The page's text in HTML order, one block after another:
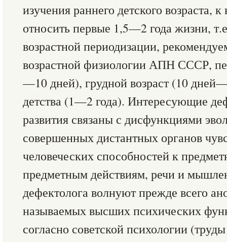
изучения раннего детского возраста,
относить первые 1,5—2 года жизни,
возрастной периодизации,
возрастной физиологии АПН СССР,
—10 дней), грудной возраст (10
детства (1—2 года). Интересующие
развития связаны с дисфункциями
совершенных дистантных органов
человеческих способностей к
предметным действиям, речи и
дефектолога волнуют прежде всего
называемых высших психических
согласно советской психологии